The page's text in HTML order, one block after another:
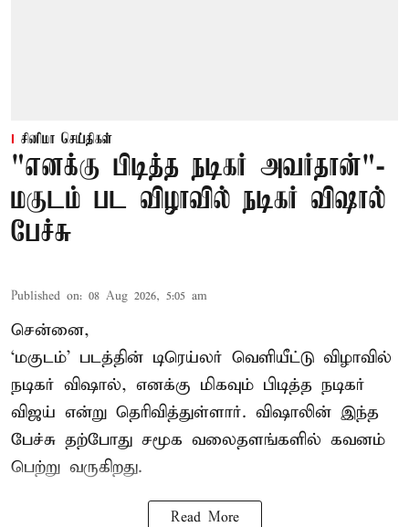
சினிமா செய்திகள்
"எனக்கு பிடித்த நடிகர் அவர்தான்"-
மகுடம் பட விழாவில் நடிகர் விஷால்
பேச்சு
Published on: 08 Aug 2026, 5:05 am
சென்னை,
‘மகுடம்’ படத்தின் டிரெய்லர் வெளியீட்டு விழாவில்
நடிகர் விஷால், எனக்கு மிகவும் பிடித்த நடிகர்
விஜய் என்று தெரிவித்துள்ளார். விஷாலின் இந்த
பேச்சு தற்போது சமூக வலைதளங்களில் கவனம்
பெற்று வருகிறது.
Read More